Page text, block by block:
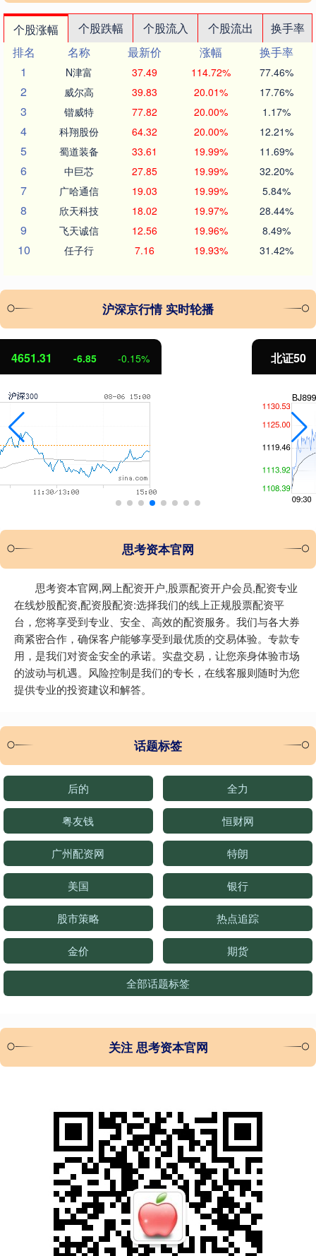
个股涨幅 个股跌幅 个股流入 个股流出
换手率
排名
名称 最新价 涨幅
换手率
1
N津富 37.49 114.72% 77.46%
2 威尔高 39.83 20.01% 17.76%
3 锴威特 77.82 20.00% 1.17%
4 科翔股份 64.32 20.00% 12.21%
5 蜀道装备 33.61 19.99% 11.69%
6 中巨芯 27.85 19.99% 32.20%
7 广哈通信 19.03 19.99% 5.84%
8 欣天科技 18.02 19.97% 28.44%
9 飞天诚信 12.56 19.96% 8.49%
10 任子行 7.16 19.93% 31.42%
沪深京行情 实时轮播
北证50 1122.88
思考资本官网
思考资本官网,网上配资开户,股票配资开户会员,配资专业
在线炒股配资,配资股配资:选择我们的线上正规股票配资平
台，您将享受到专业、安全、高效的配资服务。我们与各大券
商紧密合作，确保客户能够享受到最优质的交易体验。专款专
用，是我们对资金安全的承诺。实盘交易，让您亲身体验市场
的波动与机遇。风险控制是我们的专长，在线客服则随时为您
提供专业的投资建议和解答。
话题标签
后的 全力
粤友钱 恒财网
广州配资网 特朗
美国 银行
股市策略 热点追踪
金价 期货
全部话题标签
关注 思考资本官网